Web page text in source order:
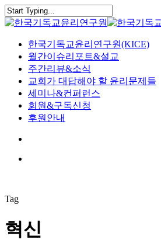
Skip
to
main
content
Close
search
Menu
한국기독교윤리연구원(KICE)
월간이슈리포트&설교
주간리뷰&소식
교회가 대답해야 할 윤리문제들
세미나&컨퍼런스
회원&구독신청
후원안내
Tag
혁신